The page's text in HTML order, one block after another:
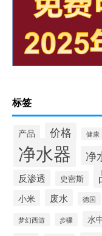
标签
产品 价格 健康
净水器 净
反渗透 史密斯
小米
废水 德国
梦幻西游 步骤 水